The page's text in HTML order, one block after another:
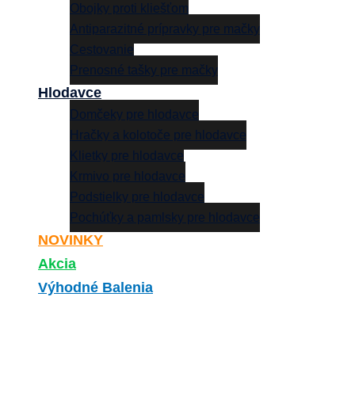
Obojky proti kliešťom
Antiparazitné prípravky pre mačky
Cestovanie
Prenosné tašky pre mačky
Hlodavce
Domčeky pre hlodavce
Hračky a kolotoče pre hlodavce
Klietky pre hlodavce
Krmivo pre hlodavce
Podstielky pre hlodavce
Pochúťky a pamlsky pre hlodavce
NOVINKY
Akcia
Výhodné Balenia